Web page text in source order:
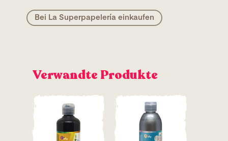
Bei La Superpapelería einkaufen
Verwandte Produkte